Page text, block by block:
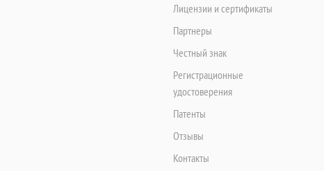
Лицензии и сертификаты
Партнеры
Честный знак
Регистрационные
удостоверения
Патенты
Отзывы
Контакты